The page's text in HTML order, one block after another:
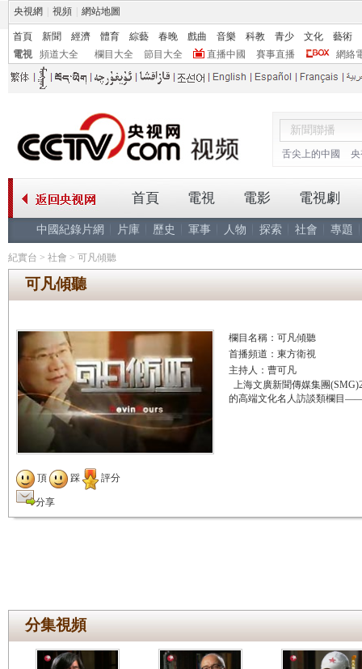
央視網 視頻 網站地圖
首頁 新聞 經濟 體育 綜藝 春晚 戲曲 音樂 科教 青少 文化
藝術
電視
頻道大全 欄目大全 節目大全 直播中國 賽事直播 網絡
舌尖上的中國
首頁 電視 電影 電視劇
中國紀錄片網 片庫 歷史 軍事 人物 探索 社會 專題
紀實台 > 社會 > 可凡傾聽
可凡傾聽
頂 踩 評分
分享
欄目名稱：可凡傾聽
首播頻道：東方衛視
主持人：曹可凡
上海文廣新聞傳媒集團
的高端文化名人訪談類欄目
分集視頻